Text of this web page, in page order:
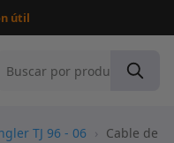
útil
TJ 96 - 06 › Cable de